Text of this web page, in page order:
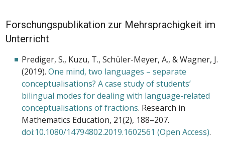
Forschungspublikation zur Mehrsprachigkeit im
Unterricht
Prediger, S., Kuzu, T., Schüler-Meyer, A., & Wagner, J.
(2019).One mind, two languages – separate
conceptualisations? A case study of students’
bilingual modes for dealing with language-related
conceptualisations of fractions. Research in
Mathematics Education, 21(2), 188–207.
doi:10.1080/14794802.2019.1602561 (Open Access).